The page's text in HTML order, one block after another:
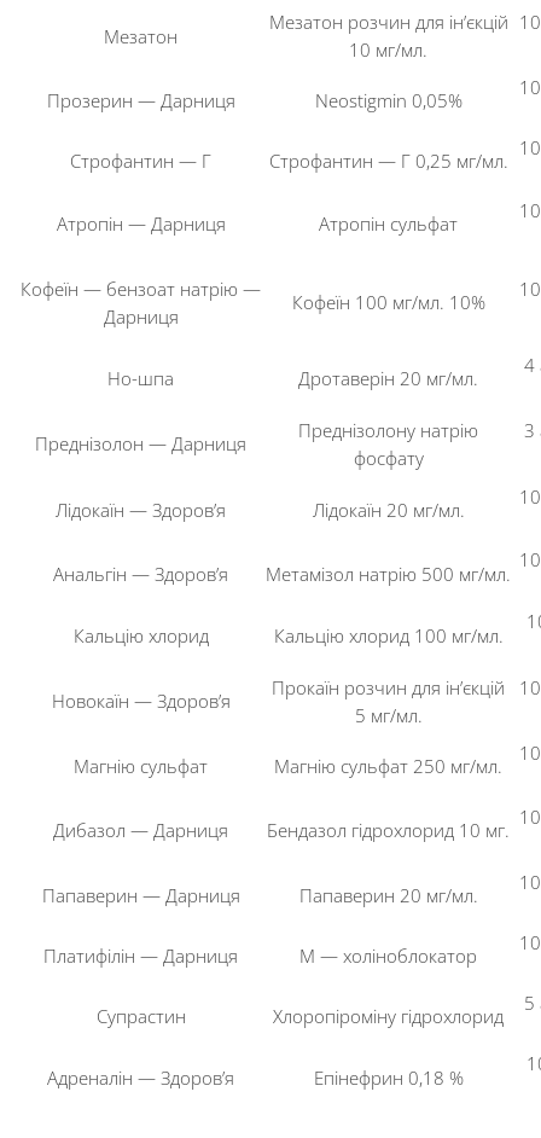
Мезатон
Мезатон розчин для ін’єкцій
10 мг/мл.
Прозерин — Дарниця Neostigmin 0,05%
Строфантин — Г Строфантин — Г 0,25 мг/мл.
Атропін — Дарниця Атропін сульфат
Кофеїн — бензоат натрію —
Дарниця
Кофеїн 100 мг/мл. 10%
Но-шпа Дротаверін 20 мг/мл.
4
Преднізолон — Дарниця
Преднізолону натрію
фосфату
3
Лідокаїн — Здоров’я Лідокаїн 20 мг/мл.
Анальгін — Здоров’я Метамізол натрію 500 мг/мл.
Кальцію хлорид Кальцію хлорид 100 мг/мл.
Новокаїн — Здоров’я
Прокаїн розчин для ін’єкцій
5 мг/мл.
Магнію сульфат Магнію сульфат 250 мг/мл.
Дибазол — Дарниця Бендазол гідрохлорид 10 мг.
Папаверин — Дарниця Папаверин 20 мг/мл.
Платифілін — Дарниця М — холіноблокатор
Супрастин Хлоропіроміну гідрохлорид
5
Адреналін — Здоров’я Епінефрин 0,18 %